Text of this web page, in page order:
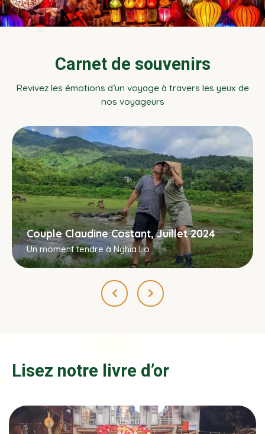
Carnet de souvenirs
Revivez les émotions d’un voyage à travers les yeux de
nos voyageurs
Couple Claudine Costant, Juillet 2024
Un moment tendre à Nghia Lo
Lisez notre livre d’or